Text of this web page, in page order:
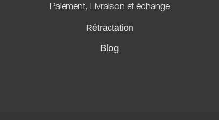
Paiement, Livraison et échange
Rétractation
Blog